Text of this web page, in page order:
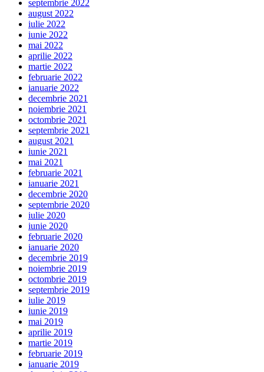
septembrie 2022
august 2022
iulie 2022
iunie 2022
mai 2022
aprilie 2022
martie 2022
februarie 2022
ianuarie 2022
decembrie 2021
noiembrie 2021
octombrie 2021
septembrie 2021
august 2021
iunie 2021
mai 2021
februarie 2021
ianuarie 2021
decembrie 2020
septembrie 2020
iulie 2020
iunie 2020
februarie 2020
ianuarie 2020
decembrie 2019
noiembrie 2019
octombrie 2019
septembrie 2019
iulie 2019
iunie 2019
mai 2019
aprilie 2019
martie 2019
februarie 2019
ianuarie 2019